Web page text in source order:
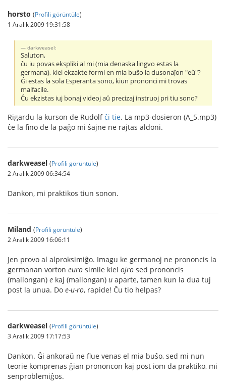
horsto (Profili görüntüle)
1 Aralık 2009 19:31:58
darkweasel:
Saluton,
ĉu iu povas ekspliki al mi (mia denaska lingvo estas la
germana), kiel ekzakte formi en mia buŝo la dusonaĵon "eŭ"?
Ĝi estas la sola Esperanta sono, kiun prononci mi trovas
malfacile.
Ĉu ekzistas iuj bonaj videoj aŭ precizaj instruoj pri tiu sono?
Rigardu la kurson de Rudolfĉi tie. La mp3-dosieron (A_5.mp3)
ĉe la fino de la paĝo mi ŝajne ne rajtas aldoni.
darkweasel (Profili görüntüle)
2 Aralık 2009 06:34:54
Dankon, mi praktikos tiun sonon.
Miland (Profili görüntüle)
2 Aralık 2009 16:06:11
Jen provo al alproksimiĝo. Imagu ke germanoj ne prononcis la
germanan vorton euro simile kiel ojro sed prononcis
(mallongan) e kaj (mallongan) u aparte, tamen kun la dua tuj
post la unua. Do e-u-ro, rapide! Ĉu tio helpas?
darkweasel (Profili görüntüle)
3 Aralık 2009 17:17:53
Dankon. Ĝi ankoraŭ ne flue venas el mia buŝo, sed mi nun
teorie komprenas ĝian prononcon kaj post iom da praktiko, mi
senproblemiĝos.